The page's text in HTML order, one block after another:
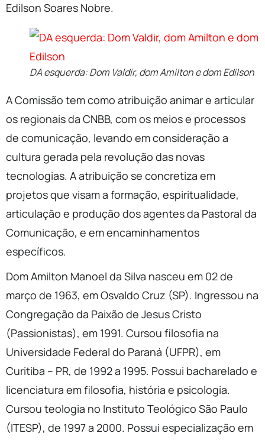
Edilson Soares Nobre.
DA esquerda: Dom Valdir, dom Amilton e dom Edilson
A Comissão tem como atribuição animar e articular
os regionais da CNBB, com os meios e processos
de comunicação, levando em consideração a
cultura gerada pela revolução das novas
tecnologias. A atribuição se concretiza em
projetos que visam a formação, espiritualidade,
articulação e produção dos agentes da Pastoral da
Comunicação, e em encaminhamentos
específicos.
Dom Amilton Manoel da Silva nasceu em 02 de
março de 1963, em Osvaldo Cruz (SP). Ingressou na
Congregação da Paixão de Jesus Cristo
(Passionistas), em 1991. Cursou filosofia na
Universidade Federal do Paraná (UFPR), em
Curitiba – PR, de 1992 a 1995. Possui bacharelado e
licenciatura em filosofia, história e psicologia.
Cursou teologia no Instituto Teológico São Paulo
(ITESP), de 1997 a 2000. Possui especialização em